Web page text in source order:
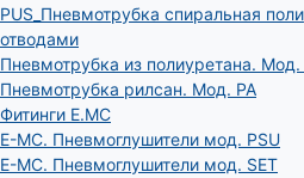
PUS_Пневмотрубка спиральная
отводами
Пневмотрубка из полиуретана. Мод.
Пневмотрубка рилсан. Мод. PA
Фитинги E.MC
E-MC. Пневмоглушители мод. PSU
E-MC. Пневмоглушители мод. SET